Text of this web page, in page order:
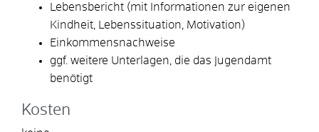
Lebensbericht (mit Informationen zur eigenen
Kindheit, Lebenssituation, Motivation)
Einkommensnachweise
ggf. weitere Unterlagen, die das Jugendamt
benötigt
Kosten